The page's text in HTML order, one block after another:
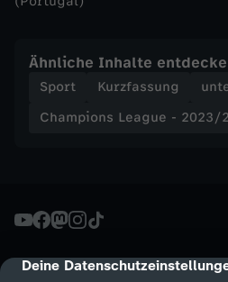
cmp-dialog-description
Deine
s
a
a
y
Ähnliche Inhalte
Sport Kurzfassung
Champions League - 2023/